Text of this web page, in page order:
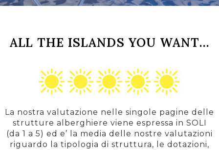
ALL THE ISLANDS YOU WANT...
La nostra valutazione nelle singole pagine delle
strutture alberghiere viene espressa in SOLI
(da 1 a 5) ed e’ la media delle nostre valutazioni
riguardo la tipologia di struttura, le dotazioni,